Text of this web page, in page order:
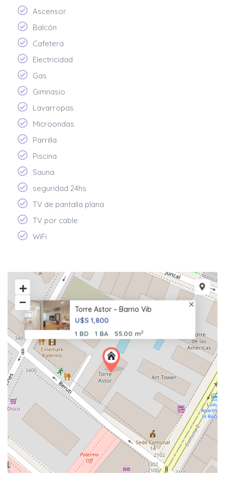
Ascensor
Balcón
Cafetera
Electricidad
Gas
Gimnasio
Lavarropas
Microondas
Parrilla
Piscina
Sauna
seguridad 24hs
TV de pantalla plana
TV por cable
WiFi
Torre Astor – Barrio Vib
U$S 1,800
1 BD 1 BA 55.00 m2